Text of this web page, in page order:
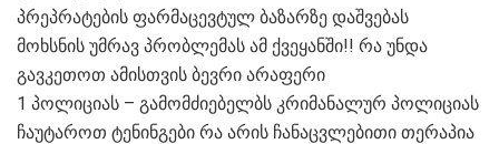
პრეპრატების ფარმაცევტულ ბაზარზე დაშვებას
მოხსნის უმრავ პრობლემას ამ ქვეყანში!! რა უნდა
გავკეთოთ ამისთვის ბევრი არაფერი
1 პოლიციას – გამომძიებელბს კრიმანალურ პოლიციას
ჩაუტაროთ ტენინგები რა არის ჩანაცვლებითი თერაპია